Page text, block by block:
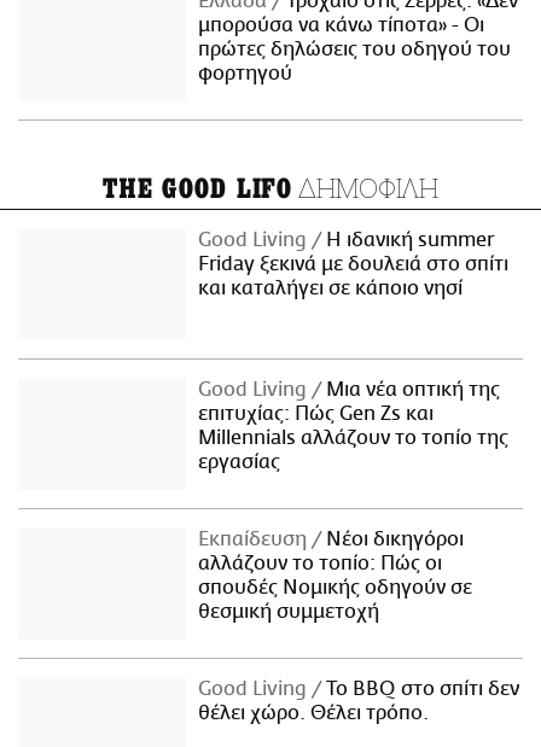
μπορούσα να κάνω τίποτα» - Οι
πρώτες δηλώσεις του οδηγού του
φορτηγού
THE GOOD LIFO ΔΗΜΟΦΙΛΗ
Good Living
Η ιδανική summer
Friday ξεκινά με δουλειά στο σπίτι
και καταλήγει σε κάποιο νησί
Good Living
Μια νέα οπτική της
επιτυχίας: Πώς Gen Zs και
Millennials αλλάζουν το τοπίο της
εργασίας
Εκπαίδευση
Νέοι δικηγόροι
αλλάζουν το τοπίο: Πώς οι
σπουδές Νομικής οδηγούν σε
θεσμική συμμετοχή
Good Living
Το BBQ στο σπίτι δεν
θέλει χώρο. Θέλει τρόπο.